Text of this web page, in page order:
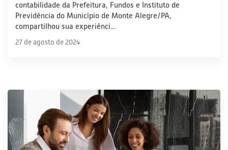
contabilidade da Prefeitura, Fundos e Instituto de
Previdência do Município de Monte Alegre/PA,
compartilhou sua experiênci...
27 de agosto de 2024